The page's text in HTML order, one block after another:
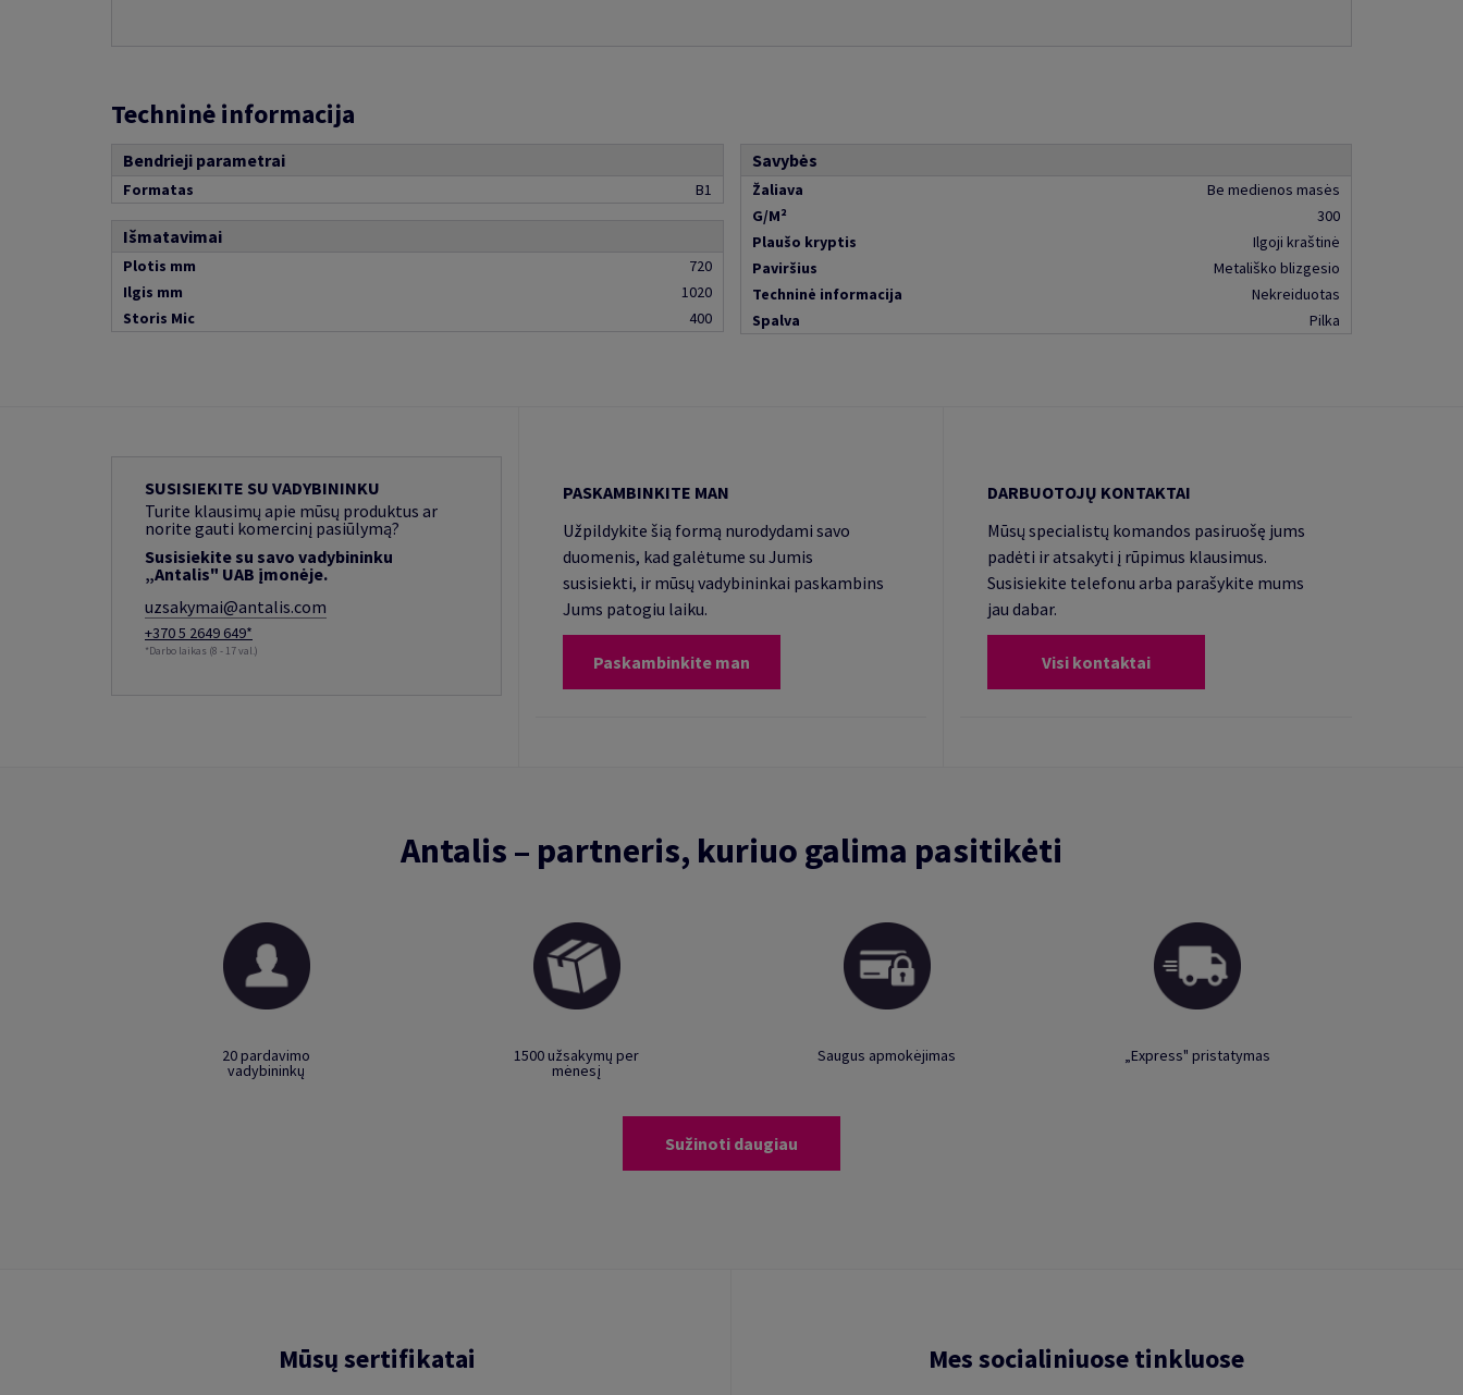
Techninė informacija
Bendrieji parametrai
Formatas B1
Išmatavimai
Plotis mm
720
Ilgis mm
1020
Storis Mic
400
Savybės
Žaliava
Be medienos masės
G/M²
300
Plaušo kryptis
Ilgoji kraštinė
Paviršius
Metališko blizgesio
Techninė informacija
Nekreiduotas
Spalva
Pilka
SUSISIEKITE SU VADYBININKU
Turite klausimų apie mūsų produktus ar
norite gauti komercinį pasiūlymą?
Susisiekite su savo vadybininku
„Antalis" UAB įmonėje.
uzsakymai@antalis.com
+370 5 2649 649*
*Darbo laikas (8 - 17 val.)
PASKAMBINKITE MAN
Užpildykite šią formą nurodydami savo
duomenis, kad galėtume su Jumis
susisiekti, ir mūsų vadybininkai paskambins
Jums patogiu laiku.
Paskambinkite man
DARBUOTOJŲ KONTAKTAI
Mūsų specialistų komandos pasiruošę jums
padėti ir atsakyti į rūpimus klausimus.
Susisiekite telefonu arba parašykite mums
jau dabar.
Visi kontaktai
Antalis – partneris, kuriuo galima pasitikėti
20 pardavimo
vadybininkų
1500 užsakymų per
mėnesį
Saugus apmokėjimas „Express" pristatymas
Sužinoti daugiau
Mūsų sertifikatai Mes socialiniuose tinkluose